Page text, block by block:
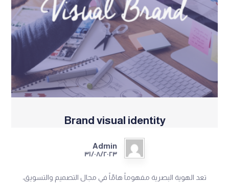
Brand visual identity
Admin
٣١/٠٨/٢٠٢٣
تعد الهوية البصرية مفهوماً هامّاً في مجال التصميم والتسويق،